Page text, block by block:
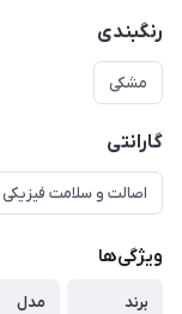
رنگبندی
مشکی
گارانتی
اصالت و سلامت فیزیکی
ویژگی‌ها
برند
مدل